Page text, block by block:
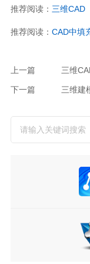
推荐阅读： 三维CAD
推荐阅读： CAD中填
上一篇 三维
下一篇